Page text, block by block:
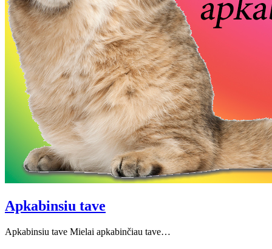
Apkabinsiu tave
Apkabinsiu tave Mielai apkabinčiau tave…